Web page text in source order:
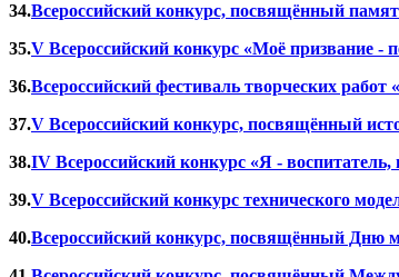
34.Всероссийский конкурс, посвящённый
35.V Всероссийский конкурс «Моё призвание -
36.Всероссийский фестиваль творческих работ
37.V Всероссийский конкурс, посвящённый
38.IV Всероссийский конкурс «Я - воспитатель,
39.V Всероссийский конкурс технического
40.Всероссийский конкурс, посвящённый Дню